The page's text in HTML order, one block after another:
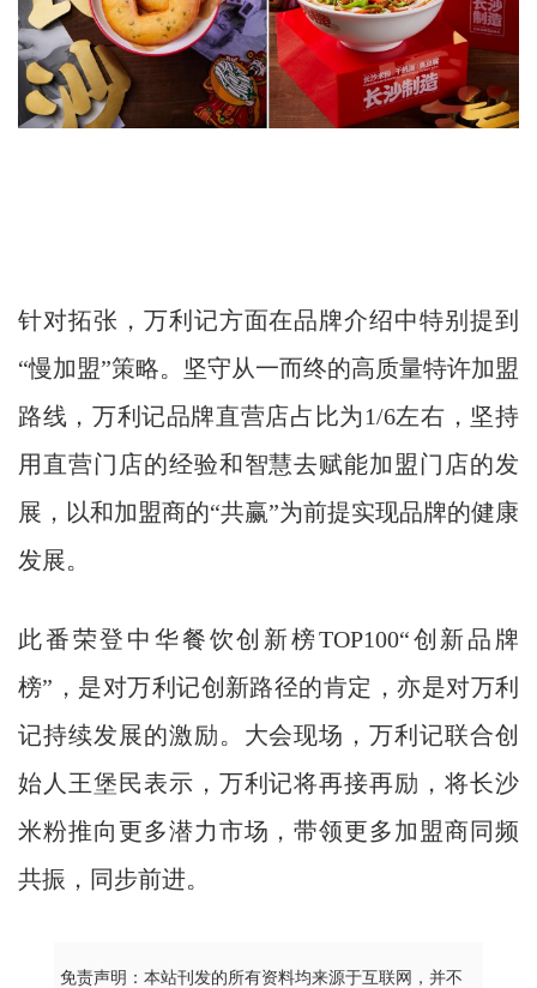
针对拓张，万利记方面在品牌介绍中特别提到
“慢加盟”策略。坚守从一而终的高质量特许加盟
路线，万利记品牌直营店占比为1/6左右，坚持
用直营门店的经验和智慧去赋能加盟门店的发
展，以和加盟商的“共赢”为前提实现品牌的健康
发展。
此番荣登中华餐饮创新榜TOP100“创新品牌
榜”，是对万利记创新路径的肯定，亦是对万利
记持续发展的激励。大会现场，万利记联合创
始人王堡民表示，万利记将再接再励，将长沙
米粉推向更多潜力市场，带领更多加盟商同频
共振，同步前进。
免责声明：本站刊发的所有资料均来源于互联网，并不